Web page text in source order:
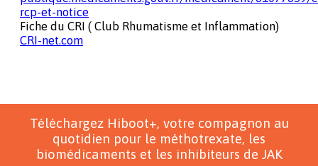
rcp-et-notice
Fiche du CRI ( Club Rhumatisme et Inflammation)
CRI-net.com
Téléchargez Hiboot+, votre compagnon au
quotidien pour le méthotrexate, les
biomédicaments et les inhibiteurs de JAK